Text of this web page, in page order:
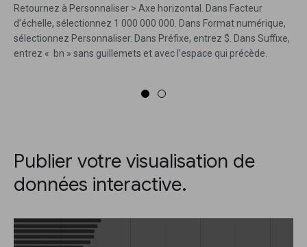
Retournez à Personnaliser > Axe horizontal. Dans Facteur
d’échelle, sélectionnez 1 000 000 000. Dans Format numérique,
sélectionnez Personnaliser. Dans Préfixe, entrez $. Dans Suffixe,
entrez « bn » sans guillemets et avec l’espace qui précède.
Publier votre visualisation de
données interactive.